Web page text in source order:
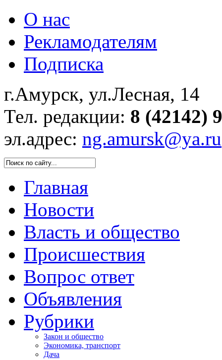
О нас
Рекламодателям
Подписка
г.Амурск, ул.Лесная, 14
Тел. редакции: 8 (42142)
эл.адрес: ng.amursk@ya.ru
Главная
Новости
Власть и общество
Происшествия
Вопрос ответ
Объявления
Рубрики
Закон и общество
Экономика, транспорт
Дача